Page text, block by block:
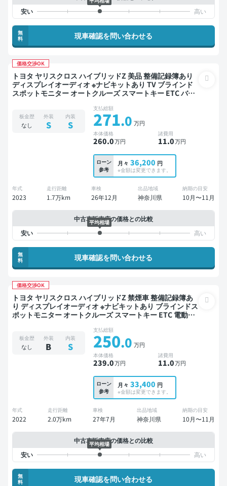
無
料
現車確認を問い合わせる
価格交渉OK
トヨタ ヤリスクロス ハイブリッドZ 美品 整備記録簿あり
ディスプレイオーディオ ※ナビキットあり TV ブラインド
スポットモニター オートクルーズ スマートキー ETC バッ
板金歴
なし
外装
S
内装
S
支払総額
271.0 万円
本体価格
260.0万円
諸費用
11.0万円
ローン
参考
月々 36,200 円
※金額は変更できます。
年式
2023
走行距離
1.7万km
車検
26年12月
出品地域
神奈川県
納期の目安
10月〜11月
中古車販売店の価格との比較
平均相場
無
料
現車確認を問い合わせる
価格交渉OK
トヨタ ヤリスクロス ハイブリッドZ 禁煙車 整備記録簿あ
り ディスプレイオーディオ ※ナビキットあり ブラインドス
ポットモニター オートクルーズ スマートキー ETC 電動バ
板金歴
なし
外装
B
内装
S
支払総額
250.0 万円
本体価格
239.0万円
諸費用
11.0万円
ローン
参考
月々 33,400 円
※金額は変更できます。
年式
2022
走行距離
2.0万km
車検
27年7月
出品地域
神奈川県
納期の目安
10月〜11月
中古車販売店の価格との比較
平均相場
無
料
現車確認を問い合わせる